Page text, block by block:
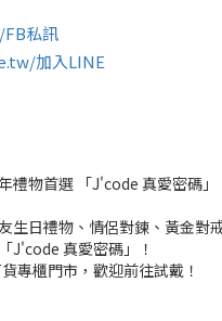
私訊
加入LINE
禮物首選 「J'code 真愛密碼」
生日禮物、情侶對鍊、黃金對
J'code 真愛密碼」！
專櫃門市，歡迎前往試戴！